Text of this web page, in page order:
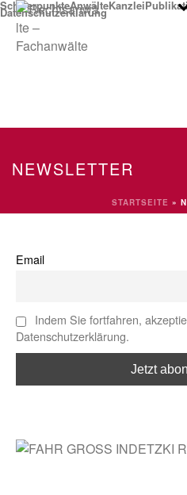
SchwerpunkteAnwälteKanzlei
Datenschutzerklärung
NEWSLETTER
STARTSEITE »
Email
Indem Sie fortfahren,
Datenschutzerklärung.